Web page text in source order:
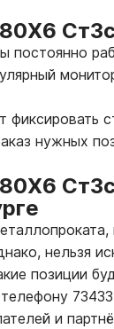
постоянно
фиксировать
нужных
нельзя
позиции
телефону
и